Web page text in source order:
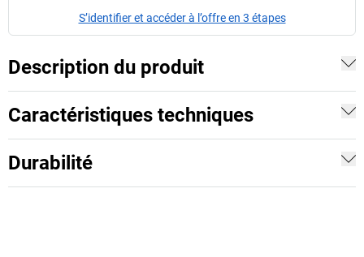
S’identifier et accéder à l’offre en 3 étapes
Description du produit
Caractéristiques techniques
Durabilité